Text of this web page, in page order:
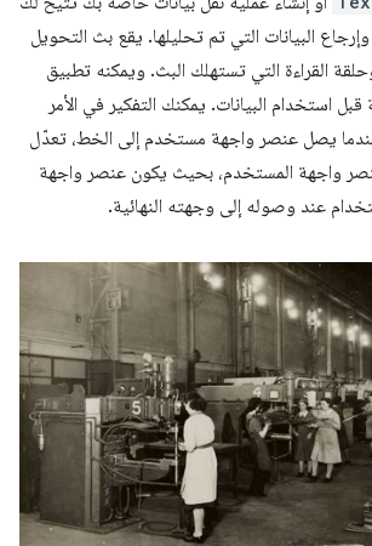
وإرجاع البيانات التي تم تحليلها. يقع بث التحويل
القراءة التي تستهلك البث. ويمكنه تطبيق
استخدام البيانات. يمكنك التفكير في الأمر
يصل عنصر واجهة مستخدم إلى الخط، تعدّل
واجهة المستخدم، بحيث يكون عنصر واجهة
عند وصوله إلى وجهته النهائية.